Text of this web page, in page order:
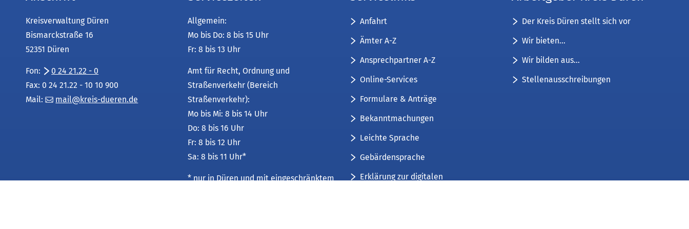
Kreisverwaltung Düren
Bismarckstraße 16
52351 Düren
Fon:
0 24 21.22 - 0
Fax: 0 24 21.22 - 10 10 900
Mail:
mail kreis-dueren de
Allgemein:
Mo bis Do: 8 bis 15 Uhr
Fr: 8 bis 13 Uhr
Amt für Recht, Ordnung und
Straßenverkehr (Bereich
Straßenverkehr):
Mo bis Mi: 8 bis 14 Uhr
Do: 8 bis 16 Uhr
Fr: 8 bis 12 Uhr
Sa: 8 bis 11 Uhr*
* nur in Düren und mit eingeschränktem
Anfahrt
Ämter A-Z
Ansprechpartner A-Z
Online-Services
Formulare & Anträge
Bekanntmachungen
Leichte Sprache
Gebärdensprache
Erklärung zur digitalen
Der Kreis Düren stellt sich vor
Wir bieten...
Wir bilden aus...
Stellenausschreibungen